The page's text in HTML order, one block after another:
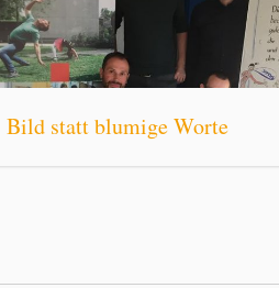
Bild statt blumige Worte